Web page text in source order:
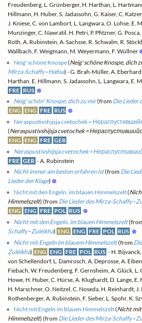
Freudenberg, L. Grünberger, H. Harthan, L.
Hillmann, H. Huber, S. Jadassohn, G. Kaiser, C.
J. Kniese, C. von Lambort, L. Langwara, O. Lohse, E.
Munzinger, C. Nawratil, H. Petri, P. Pfitzner, G.
Roth, A. Rubinstein, A. Sachsse, R. Schwalm, R.
Wallbach, F. Weigmann, M. Weyermann, F. Wüllner
Neig' schöne Knospe(Neig' schöne Knospe, dich
Mirza-Schaffy-Hafisa) - G. Brah-Müller, A.
Harthan, E. Hillmann, S. Jadassohn, L. Langwara, E.
FRE RUS ⊗
Neig' schön' Knospe, dich zu mir(from Die Lieder
ENG ENG FRE RUS ⊗
Neraspustivshijsja cvetochek =
(Neraspustivshijsja cvetochek =
ENG ENG FRE GER
Neraspustivshijsja cvetochek =
FRE GER - A. Rubinstein
Nicht immer am besten erfahren ist(from Die
Lieder der Klage) ⊗
Nicht mit den Engeln, im blauen Himmelszelt(
Himmelszelt) (from Die Lieder des Mirza-Schaffy-
ENG ENG FRE POL RUS ⊗
Nicht mit den Engeln, im blauen Himmelszelt
Schaffy-Zuléikha) ENG ENG FRE POL RUS ⊗
Nicht mit Engeln im blauem Himmelszelt(from
Zuléikha) ENG ENG FRE POL RUS - H.
von Schellendorf, L. Damrosch, A. Deprosse, A.
Fiebach, W. Freudenberg, F. Gernsheim, A. Glück, L.
Howe, H. Huber, C. Hürse, A. Klughardt, D. Lange, E.
H. Marschner, O. Neitzel, C. Noseda, H. Reinhardt, J.
Rothenberger, A. Rubinstein, F. Sieber, L. Spohr, K.
Nicht mit Engeln im blauen Himmelszelt(Nicht mit
Himmelszelt) (from Die Lieder des Mirza-Schaffy-